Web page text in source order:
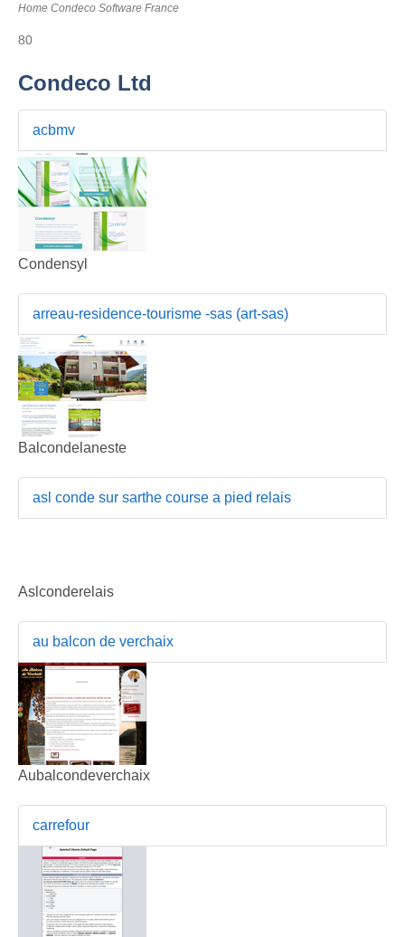
Home Condeco Software France
80
Condeco Ltd
acbmv
Condensyl
arreau-residence-tourisme -sas (art-sas)
Balcondelaneste
asl conde sur sarthe course a pied relais
Aslconderelais
au balcon de verchaix
Aubalcondeverchaix
carrefour